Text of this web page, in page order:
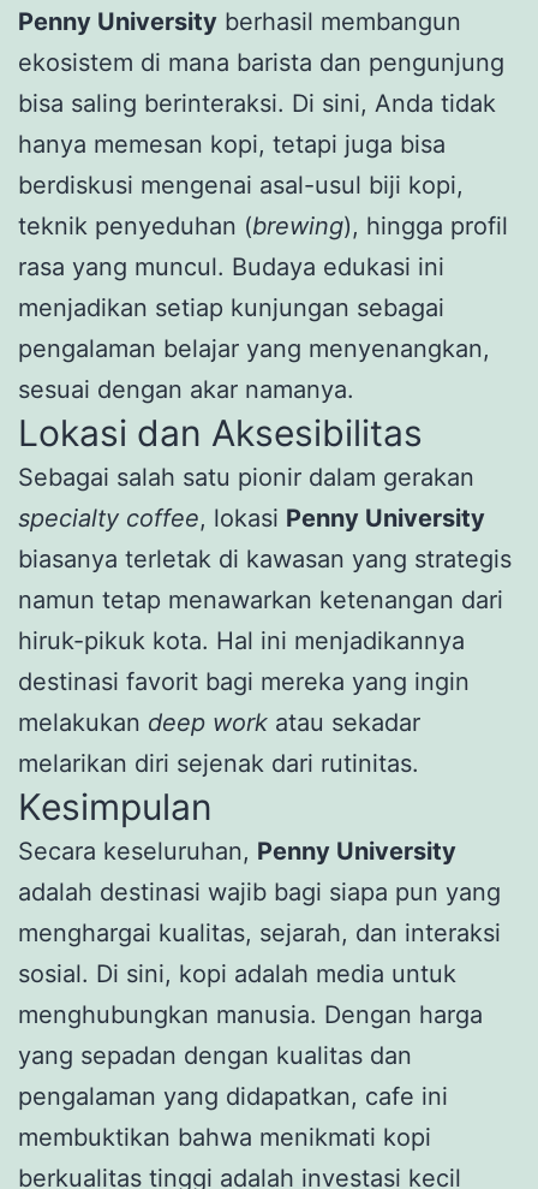
Penny University berhasil membangun
ekosistem di mana barista dan pengunjung
bisa saling berinteraksi. Di sini, Anda tidak
hanya memesan kopi, tetapi juga bisa
berdiskusi mengenai asal-usul biji kopi,
teknik penyeduhan (brewing), hingga profil
rasa yang muncul. Budaya edukasi ini
menjadikan setiap kunjungan sebagai
pengalaman belajar yang menyenangkan,
sesuai dengan akar namanya.
Lokasi dan Aksesibilitas
Sebagai salah satu pionir dalam gerakan
specialty coffee, lokasi Penny University
biasanya terletak di kawasan yang strategis
namun tetap menawarkan ketenangan dari
hiruk-pikuk kota. Hal ini menjadikannya
destinasi favorit bagi mereka yang ingin
melakukan deep work atau sekadar
melarikan diri sejenak dari rutinitas.
Kesimpulan
Secara keseluruhan, Penny University
adalah destinasi wajib bagi siapa pun yang
menghargai kualitas, sejarah, dan interaksi
sosial. Di sini, kopi adalah media untuk
menghubungkan manusia. Dengan harga
yang sepadan dengan kualitas dan
pengalaman yang didapatkan, cafe ini
membuktikan bahwa menikmati kopi
berkualitas tinggi adalah investasi kecil